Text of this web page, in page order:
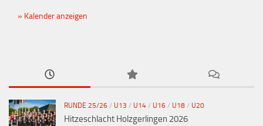
Kalender anzeigen
RUNDE 25/26 / U13 / U14 / U16 / U18 / U20
Hitzeschlacht Holzgerlingen 2026